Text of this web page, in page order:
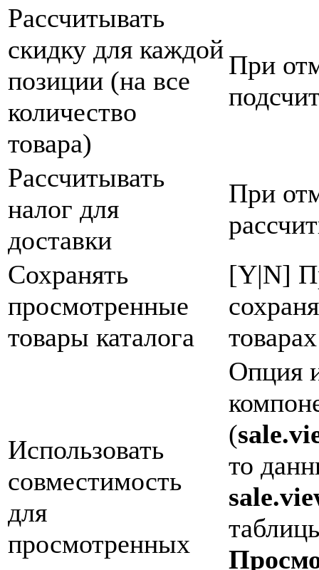
Рассчитывать
скидку для каждой
позиции (на все
количество
товара)
При
Рассчитывать
налог для
доставки
При
Сохранять
просмотренные
товары каталога
[Y|N]
Использовать
совместимость
для
просмотренных
Опция
(
то